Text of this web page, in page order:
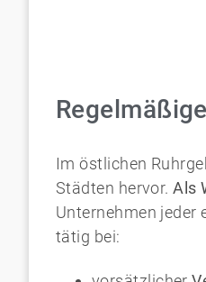
Im östlichen
Städten hervor.Als
Unternehmen jeder
tätig bei: